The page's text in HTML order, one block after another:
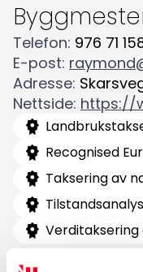
Søk
etter:
Telefon: 976 71
E-post:
Adresse:
Nettside: https://
Recognised
Taksering av
Verditaksering